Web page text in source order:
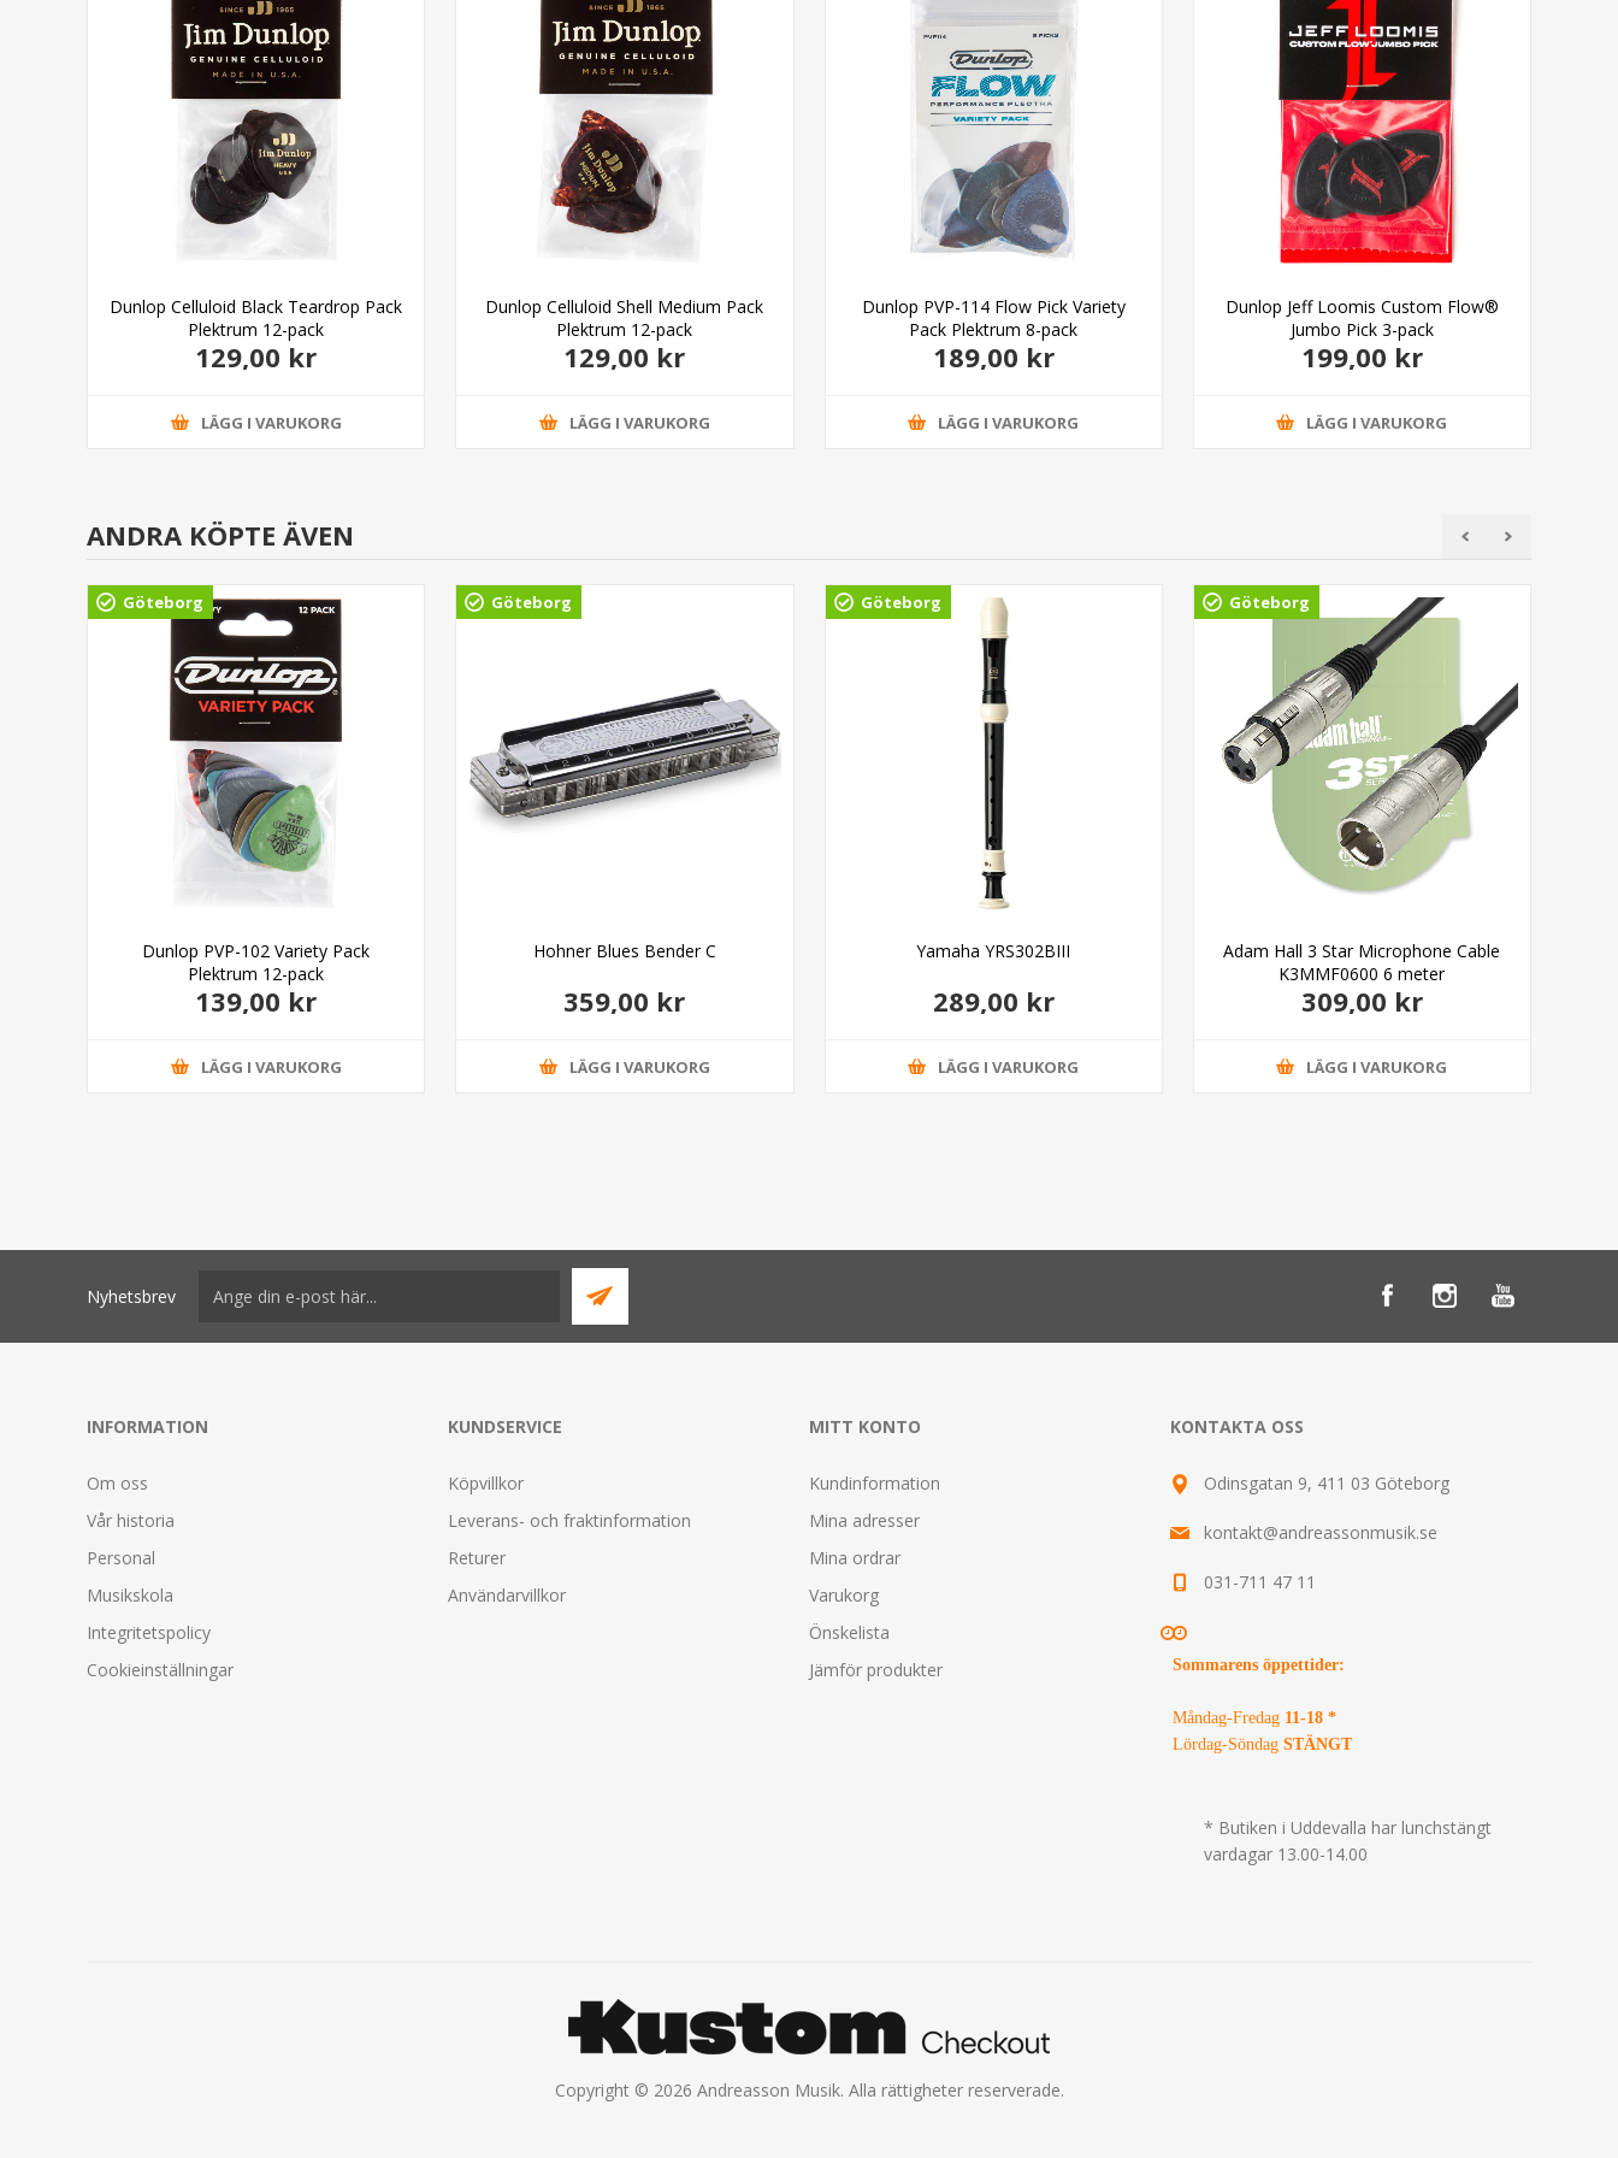
Dunlop Celluloid Black Teardrop Pack
Plektrum 12-pack
129,00 kr
LÄGG I VARUKORG
Dunlop Celluloid Shell Medium Pack
Plektrum 12-pack
129,00 kr
LÄGG I VARUKORG
Dunlop PVP-114 Flow Pick Variety
Pack Plektrum 8-pack
189,00 kr
LÄGG I VARUKORG
Dunlop Jeff Loomis Custom Flow®
Jumbo Pick 3-pack
199,00 kr
LÄGG I VARUKORG
ANDRA KÖPTE ÄVEN
Göteborg
Dunlop PVP-102 Variety Pack
Plektrum 12-pack
139,00 kr
LÄGG I VARUKORG
Göteborg
Hohner Blues Bender C
359,00 kr
LÄGG I VARUKORG
Göteborg
Yamaha YRS302BIII
289,00 kr
LÄGG I VARUKORG
Göteborg
Adam Hall 3 Star Microphone Cable
K3MMF0600 6 meter
309,00 kr
LÄGG I VARUKORG
Nyhetsbrev
INFORMATION
Om oss
Vår historia
Personal
Musikskola
Integritetspolicy
Cookieinställningar
KUNDSERVICE
Köpvillkor
Leverans- och fraktinformation
Returer
Användarvillkor
MITT KONTO
Kundinformation
Mina adresser
Mina ordrar
Varukorg
Önskelista
Jämför produkter
KONTAKTA OSS
Odinsgatan 9, 411 03 Göteborg
kontakt@andreassonmusik.se
031-711 47 11
Sommarens öppettider:
Måndag-Fredag 11-18 *
Lördag-Söndag STÄNGT
* Butiken i Uddevalla har lunchstängt
vardagar 13.00-14.00
Copyright © 2026 Andreasson Musik. Alla rättigheter reserverade.